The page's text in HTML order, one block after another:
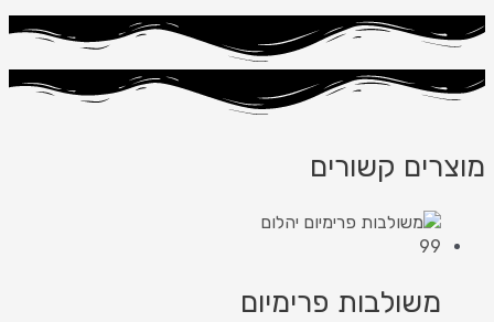
מוצרים קשורים
משולבות פרימיום